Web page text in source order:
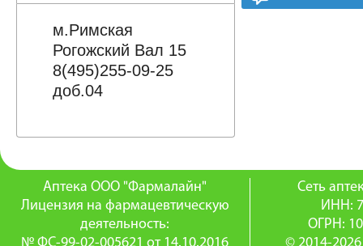
м.Римская
Рогожский Вал 15
8(495)255-09-25
доб.04
Аптека ООО "Фармалайн"
Лицензия на фармацевтическую
деятельность:
Сеть
ИНН:
ОГРН: